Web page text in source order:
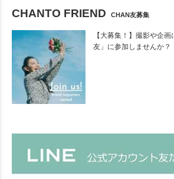
CHANTO FRIEND CHAN友募集
【大募集！】撮影や企
友」に参加しませんか？